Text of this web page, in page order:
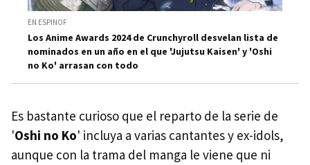
EN ESPINOF
Los Anime Awards 2024 de Crunchyroll desvelan lista de
nominados en un año en el que 'Jujutsu Kaisen' y 'Oshi
no Ko' arrasan con todo
Es bastante curioso que el reparto de la serie de
'Oshi no Ko' incluya a varias cantantes y ex-idols,
aunque con la trama del manga le viene que ni